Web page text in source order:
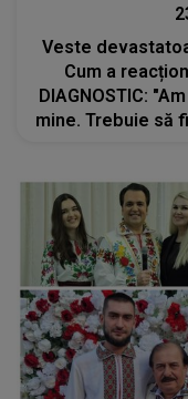
Veste
Cum a
DIAGNOSTIC:
mine. Trebuie să fiu OK".